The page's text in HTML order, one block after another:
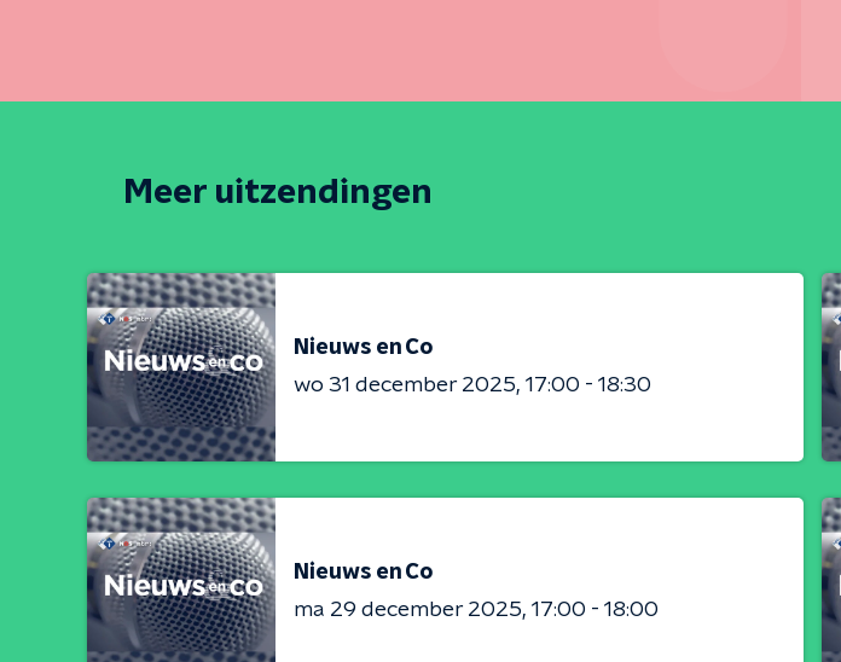
Meer uitzendingen
Nieuws en Co
wo 31 december 2025 17:00 - 18:30
Nieuws en Co
ma 29 december 2025 17:00 - 18:00